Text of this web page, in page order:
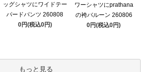
ッグシャツにワイドテー
パードパンツ 260808
0円(税込0円)
ワーシャツにprathana
の袴バルーン 260806
0円(税込0円)
もっと見る